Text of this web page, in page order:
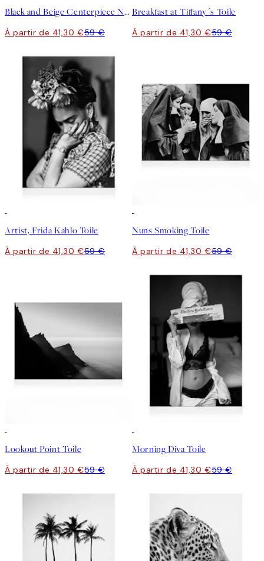
Black and Beige Centerpiece No2 Toile
À partir de 41,30 €59 €
Breakfast at Tiffany´s Toile
À partir de 41,30 €59 €
Artist, Frida Kahlo Toile
À partir de 41,30 €59 €
Nuns Smoking Toile
À partir de 41,30 €59 €
Lookout Point Toile
À partir de 41,30 €59 €
Morning Diva Toile
À partir de 41,30 €59 €